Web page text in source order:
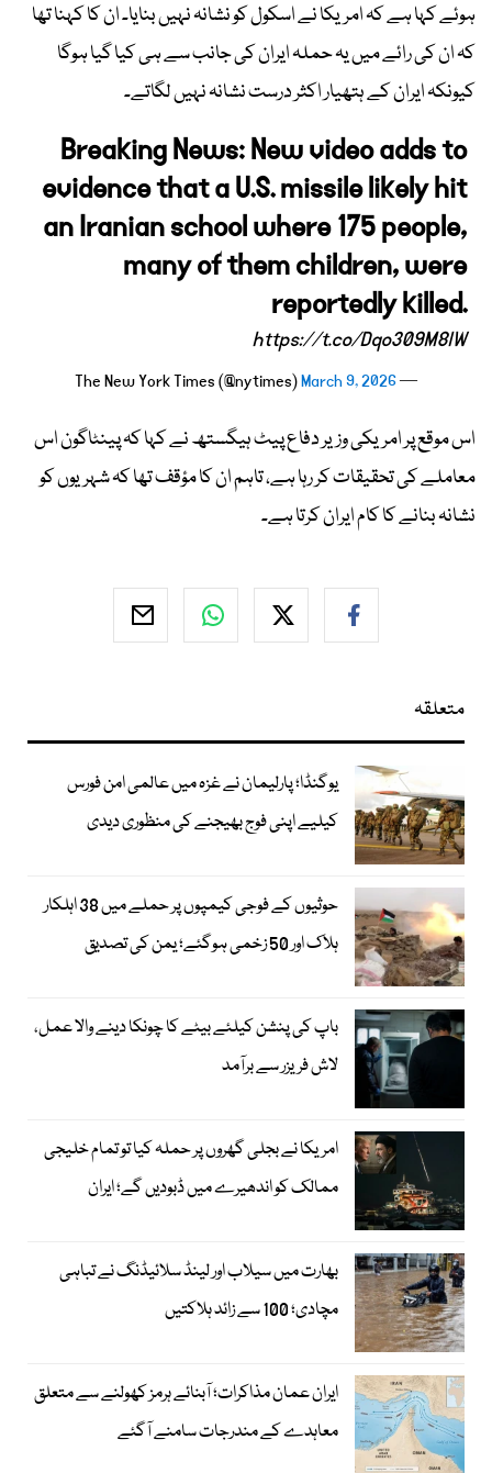
ہوئے کہا ہے کہ امریکا نے اسکول کو نشانہ نہیں بنایا۔ ان کا کہنا تھا
کہ ان کی رائے میں یہ حملہ ایران کی جانب سے ہی کیا گیا ہوگا
کیونکہ ایران کے ہتھیار اکثر درست نشانہ نہیں لگاتے۔
Breaking News: New video adds to
evidence that a U.S. missile likely hit
an Iranian school where 175 people,
many of them children, were
reportedly killed.
https://t.co/Dqo309M8lW
— The New York Times (@nytimes)
March 9, 2026
اس موقع پر امریکی وزیر دفاع پیٹ ہیگستھ نے کہا کہ پینٹاگون اس
معاملے کی تحقیقات کر رہا ہے، تاہم ان کا مؤقف تھا کہ شہریوں کو
نشانہ بنانے کا کام ایران کرتا ہے۔
متعلقہ
یوگنڈا؛ پارلیمان نے غزہ میں عالمی امن فورس
کیلیے اپنی فوج بھیجنے کی منظوری دیدی
حوثیوں کے فوجی کیمپوں پر حملے میں 38 اہلکار
ہلاک اور 50 زخمی ہوگئے؛ یمن کی تصدیق
باپ کی پنشن کیلئے بیٹے کا چونکا دینے والا عمل،
لاش فریزر سے برآمد
امریکا نے بجلی گھروں پر حملہ کیا تو تمام خلیجی
ممالک کو اندھیرے میں ڈبودیں گے؛ ایران
بھارت میں سیلاب اور لینڈ سلائیڈنگ نے تباہی
مچادی؛ 100 سے زائد ہلاکتیں
ایران عمان مذاکرات؛ آبنائے ہرمز کھولنے سے متعلق
معاہدے کے مندرجات سامنے آگئے